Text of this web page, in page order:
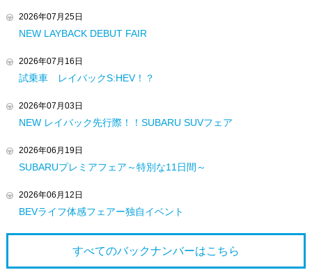
2026年07月25日
NEW LAYBACK DEBUT FAIR
2026年07月16日
試乗車 レイバックS:HEV！？
2026年07月03日
NEW レイバック先行際！！SUBARU SUVフェア
2026年06月19日
SUBARUプレミアフェア～特別な11日間～
2026年06月12日
BEVライフ体感フェアー独自イベント
すべてのバックナンバーはこちら